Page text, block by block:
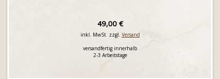
49,00 €
inkl. MwSt. zzgl. Versand
versandfertig innerhalb
2-3 Arbeitstage